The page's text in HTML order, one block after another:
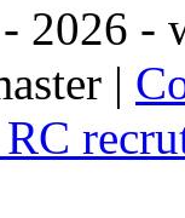
2026 -
|